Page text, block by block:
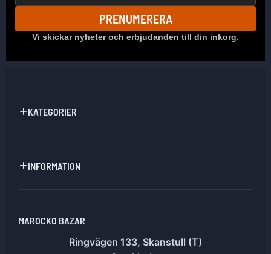
PRENUMERERA
Vi skickar nyheter och erbjudanden till din inkorg.
KATEGORIER
INFORMATION
MAROCKO BAZAR
Ringvägen 133, Skanstull (T)